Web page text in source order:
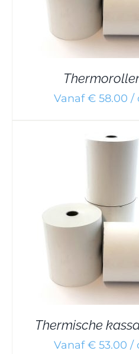
Vanaf € 58.00 /
Thermische
Vanaf € 53.00 /